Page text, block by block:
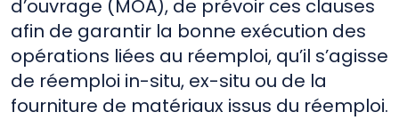
d’ouvrage (MOA), de prévoir ces clauses
afin de garantir la bonne exécution des
opérations liées au réemploi, qu’il s’agisse
de réemploi in-situ, ex-situ ou de la
fourniture de matériaux issus du réemploi.